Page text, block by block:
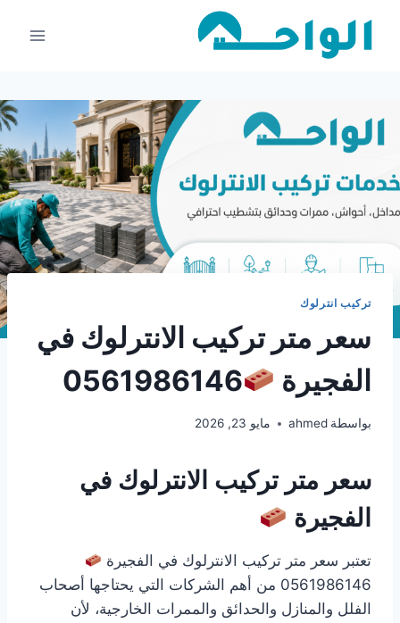
تركيب انترلوك
سعر متر تركيب الانترلوك في
الفجيرة
0561986146
بواسطة ahmed مايو 23, 2026
سعر متر تركيب الانترلوك في
الفجيرة
تعتبر سعر متر تركيب الانترلوك في الفجيرة
0561986146 من أهم الشركات التي يحتاجها أصحاب
الفلل والمنازل والحدائق والممرات الخارجية، لأن